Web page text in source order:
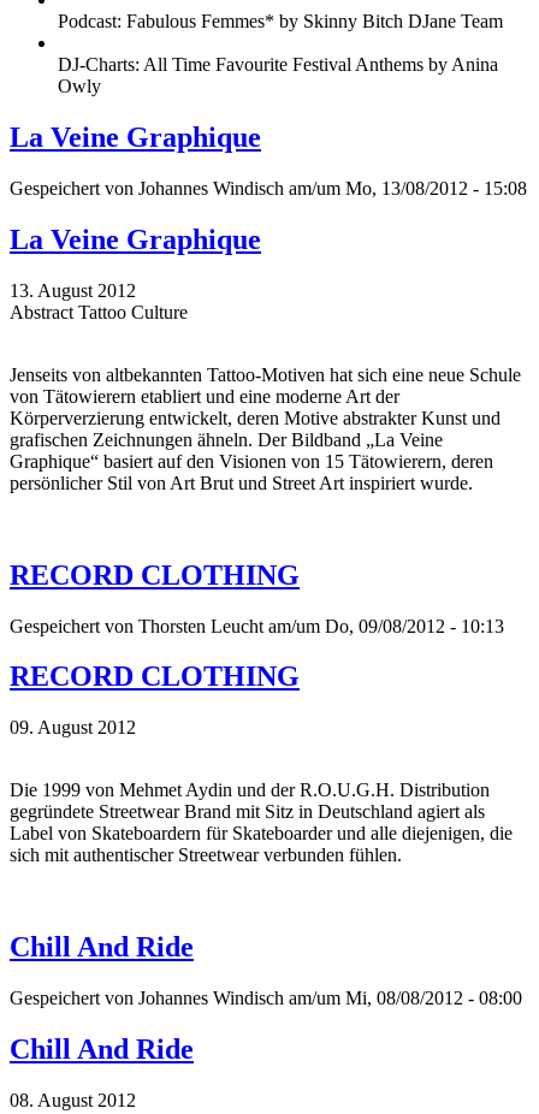
Podcast: Fabulous Femmes* by Skinny Bitch DJane Team
DJ-Charts: All Time Favourite Festival Anthems by Anina
Owly
La Veine Graphique
Gespeichert von Johannes Windisch am/um Mo, 13/08/2012 - 15:08
La Veine Graphique
13. August 2012
Abstract Tattoo Culture
Jenseits von altbekannten Tattoo-Motiven hat sich eine neue Schule
von Tätowierern etabliert und eine moderne Art der
Körperverzierung entwickelt, deren Motive abstrakter Kunst und
grafischen Zeichnungen ähneln. Der Bildband „La Veine
Graphique“ basiert auf den Visionen von 15 Tätowierern, deren
persönlicher Stil von Art Brut und Street Art inspiriert wurde.
RECORD CLOTHING
Gespeichert von Thorsten Leucht am/um Do, 09/08/2012 - 10:13
RECORD CLOTHING
09. August 2012
Die 1999 von Mehmet Aydin und der R.O.U.G.H. Distribution
gegründete Streetwear Brand mit Sitz in Deutschland agiert als
Label von Skateboardern für Skateboarder und alle diejenigen, die
sich mit authentischer Streetwear verbunden fühlen.
Chill And Ride
Gespeichert von Johannes Windisch am/um Mi, 08/08/2012 - 08:00
Chill And Ride
08. August 2012